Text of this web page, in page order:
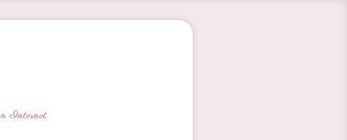
Internet.